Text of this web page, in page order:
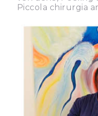
Piccola chirurgia